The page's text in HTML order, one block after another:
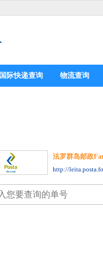
国际快递查询 物流查询
法罗群岛邮政
http://